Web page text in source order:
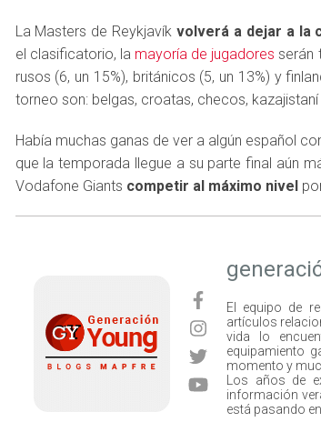
La Masters de Reykjavík volverá a dejar a la
el clasificatorio, la mayoría de jugadores serán
rusos (6, un 15%), británicos (5, un 13%) y
torneo son: belgas, croatas, checos, kazajistaní
Había muchas ganas de ver a algún español
que la temporada llegue a su parte final aún
Vodafone Giants competir al máximo nivel
El equipo de
artículos
vida lo
equipamiento
momento y
Los años de
información
está pasando